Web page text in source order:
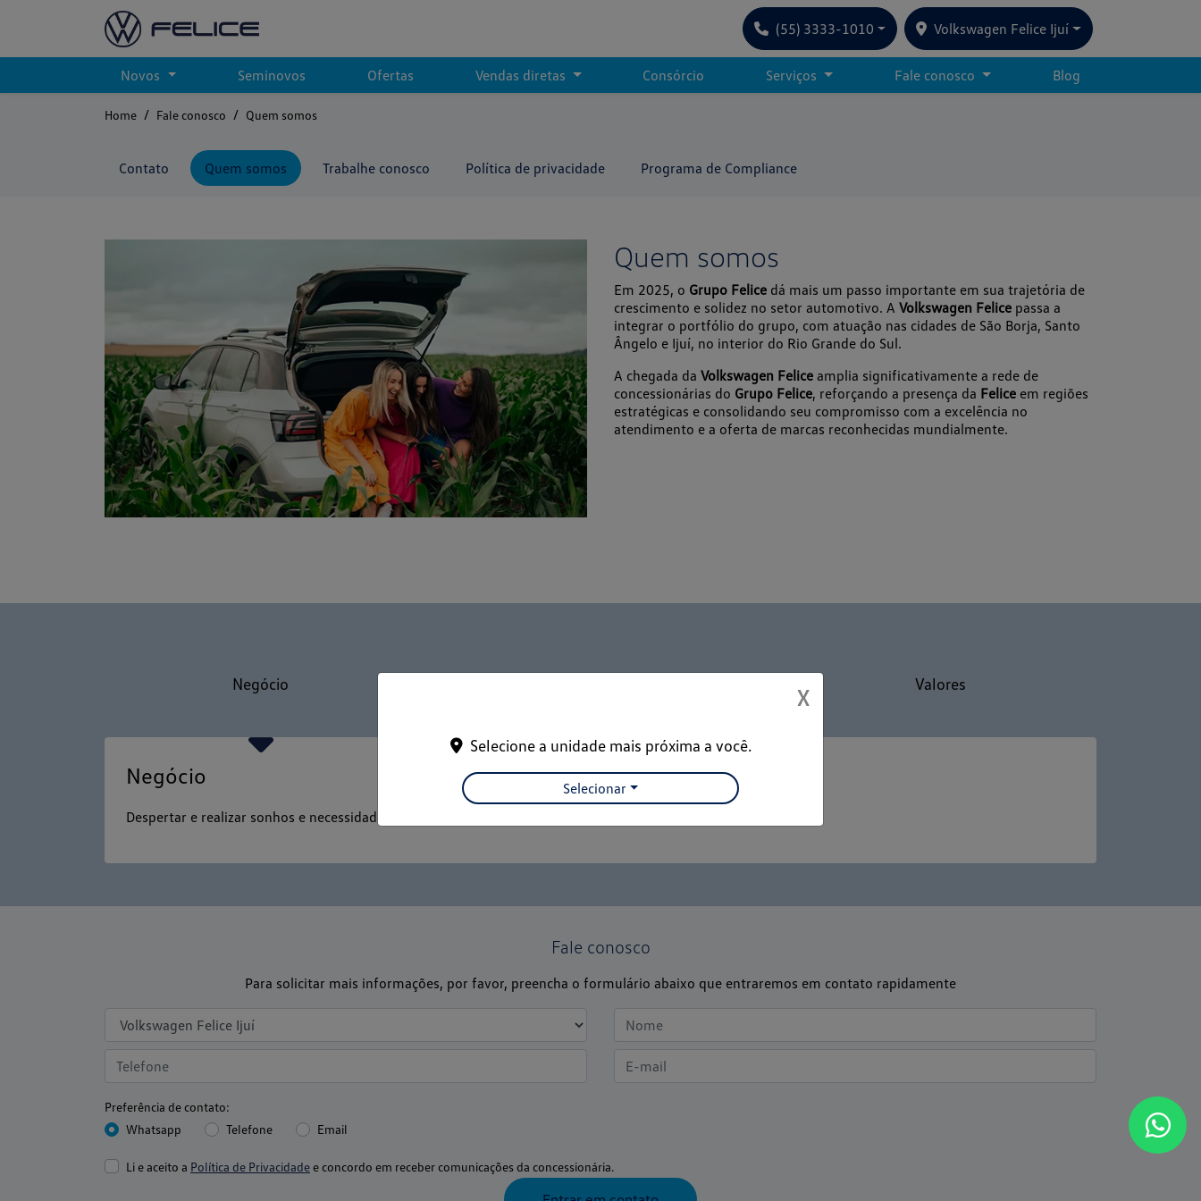
(55) 3333-1010 Volkswagen Felice Ijuí
Novos Seminovos Ofertas Vendas diretas Consórcio Serviços Fale conosco Blog
Home Fale conosco Quem somos
Contato Quem somos Trabalhe conosco Política de privacidade Programa de Compliance
Quem somos
Em 2025, o Grupo Felice dá mais um passo importante em sua trajetória de
crescimento e solidez no setor automotivo. A Volkswagen Felice passa a
integrar o portfólio do grupo, com atuação nas cidades de São Borja, Santo
Ângelo e Ijuí, no interior do Rio Grande do Sul.
A chegada da Volkswagen Felice amplia significativamente a rede de
concessionárias do Grupo Felice, reforçando a presença da Felice em regiões
estratégicas e consolidando seu compromisso com a excelência no
atendimento e a oferta de marcas reconhecidas mundialmente.
Negócio Valores
Negócio
Despertar e realizar sonhos e necessidades no ramo em que atuamos.
Fale conosco
Para solicitar mais informações, por favor, preencha o formulário abaixo que entraremos em contato rapidamente
Preferência de contato:
Whatsapp
Telefone Email
Li e aceito a Política de Privacidadee concordo em receber comunicações da concessionária.
X
Selecione a unidade mais próxima a você.
Selecionar